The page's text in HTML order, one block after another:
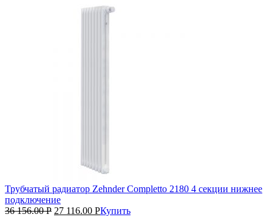
Трубчатый радиатор Zehnder Completto 2180 4 секции нижнее
подключение
36 156.00Р 27 116.00 РКупить